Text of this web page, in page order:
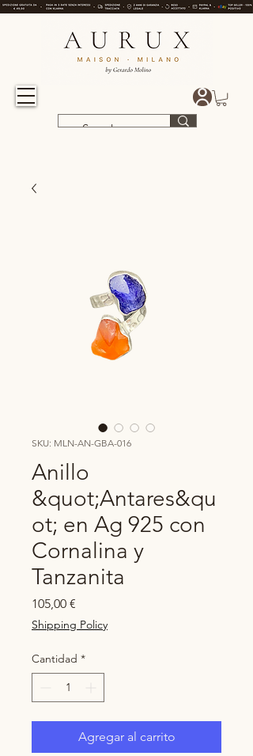
SKU: MLN-AN-GBA-016
Anillo
&quot;Antares&qu
ot; en Ag 925 con
Cornalina y
Tanzanita
105,00 €
Shipping Policy
Cantidad *
Agregar al carrito